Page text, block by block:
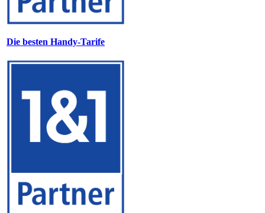
Die besten Handy-Tarife